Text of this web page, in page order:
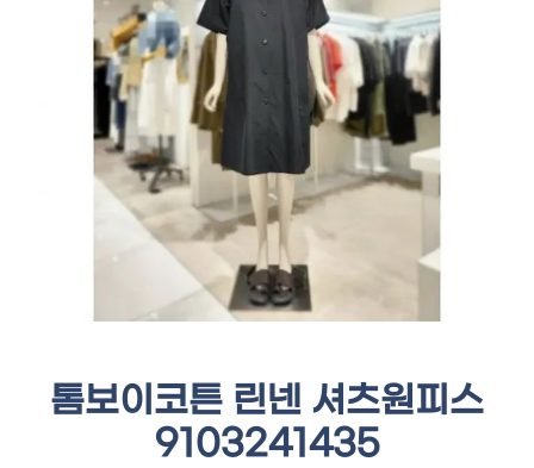
톰보이코튼 린넨 셔츠원피스
9103241435